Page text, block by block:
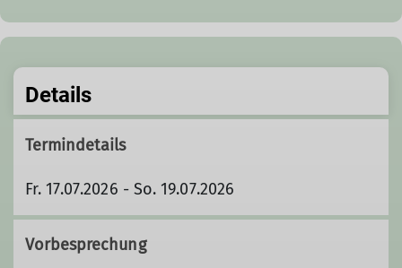
Details
Termindetails
Fr. 17.07.2026 - So. 19.07.2026
Vorbesprechung